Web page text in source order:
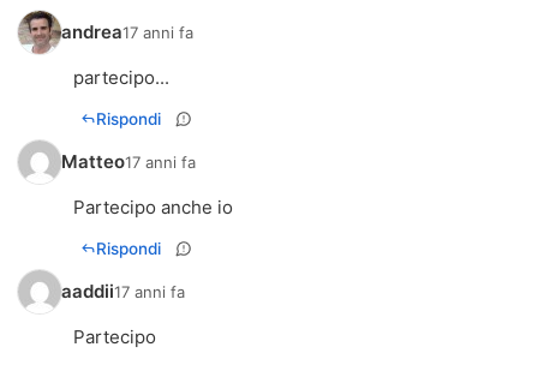
andrea17 anni fa
partecipo...
Rispondi
Matteo17 anni fa
Partecipo anche io
Rispondi
aaddii17 anni fa
Partecipo